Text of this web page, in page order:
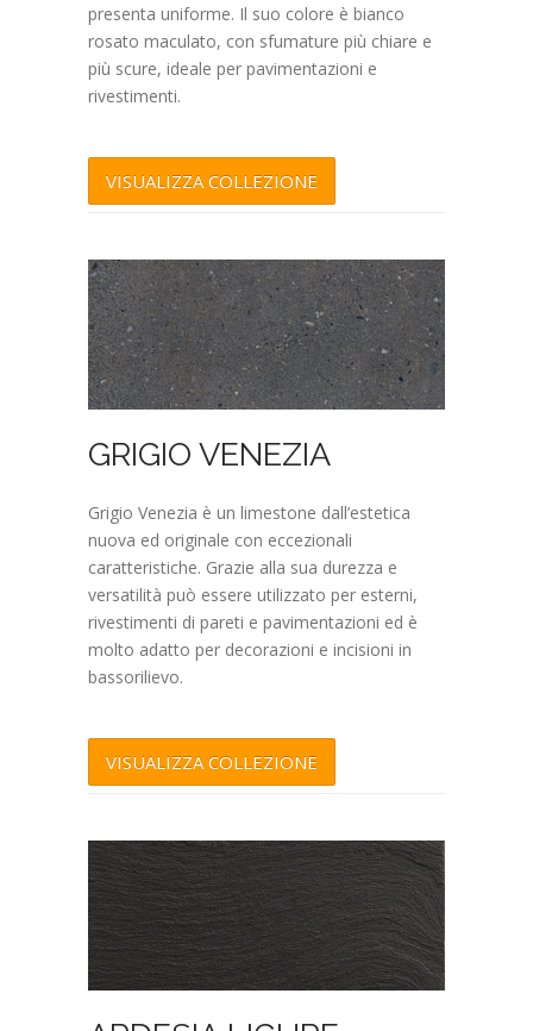
presenta uniforme. Il suo colore è bianco
rosato maculato, con sfumature più chiare e
più scure, ideale per pavimentazioni e
rivestimenti.
VISUALIZZA COLLEZIONE
GRIGIO VENEZIA
Grigio Venezia è un limestone dall’estetica
nuova ed originale con eccezionali
caratteristiche. Grazie alla sua durezza e
versatilità può essere utilizzato per esterni,
rivestimenti di pareti e pavimentazioni ed è
molto adatto per decorazioni e incisioni in
bassorilievo.
VISUALIZZA COLLEZIONE